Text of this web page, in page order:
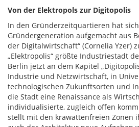
Von der Elektropols zur Digitopolis
In den Gründerzeitquartieren hat
Gründergeneration aufgemacht aus
der Digitalwirtschaft“ (Cornelia Yzer)
„Elektropolis“ größte Industriestadt
Berlin jetzt an dem Kapitel
Industrie und Netzwirtschaft, in
technologischen Zukunftsorten und
die Stadt eine Renaissance als
individualisierte, zugleich offen
stellt mit den krawattenfreien Zonen